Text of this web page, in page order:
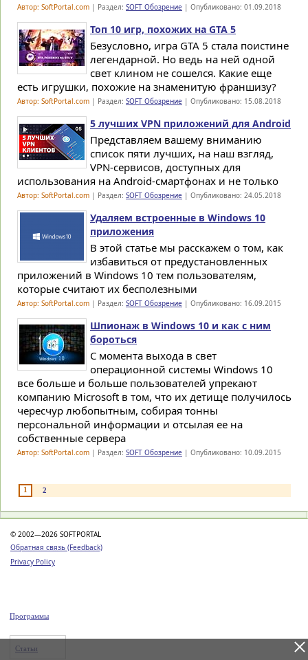
Автор: SoftPortal.com | Раздел: SOFT Обозрение | Опубликовано: 01.09.2018
Топ 10 игр, похожих на GTA 5
Безусловно, игра GTA 5 стала поистине
легендарной. Но ведь на ней одной
свет клином не сошелся. Какие еще
есть игрушки, похожие на знаменитую франшизу?
Автор: SoftPortal.com | Раздел: SOFT Обозрение | Опубликовано: 15.08.2018
5 лучших VPN приложений для Android
Представляем вашему вниманию
список пяти лучших, на наш взгляд,
VPN-сервисов, доступных для
использования на Android-смартфонах и не только
Автор: SoftPortal.com | Раздел: SOFT Обозрение | Опубликовано: 24.05.2018
Удаляем встроенные в Windows 10
приложения
В этой статье мы расскажем о том, как
избавиться от предустановленных
приложений в Windows 10 тем пользователям,
которые считают их бесполезными
Автор: SoftPortal.com | Раздел: SOFT Обозрение | Опубликовано: 16.09.2015
Шпионаж в Windows 10 и как с ним
бороться
С момента выхода в свет
операционной системы Windows 10
все больше и больше пользователей упрекают
компанию Microsoft в том, что их детище получилось
чересчур любопытным, собирая тонны
персональной информации и отсылая ее на
собственные сервера
Автор: SoftPortal.com | Раздел: SOFT Обозрение | Опубликовано: 10.09.2015
1 2
© 2002—2026 SOFTPORTAL
Обратная связь (Feedback)
Privacy Policy
Программы
Статьи